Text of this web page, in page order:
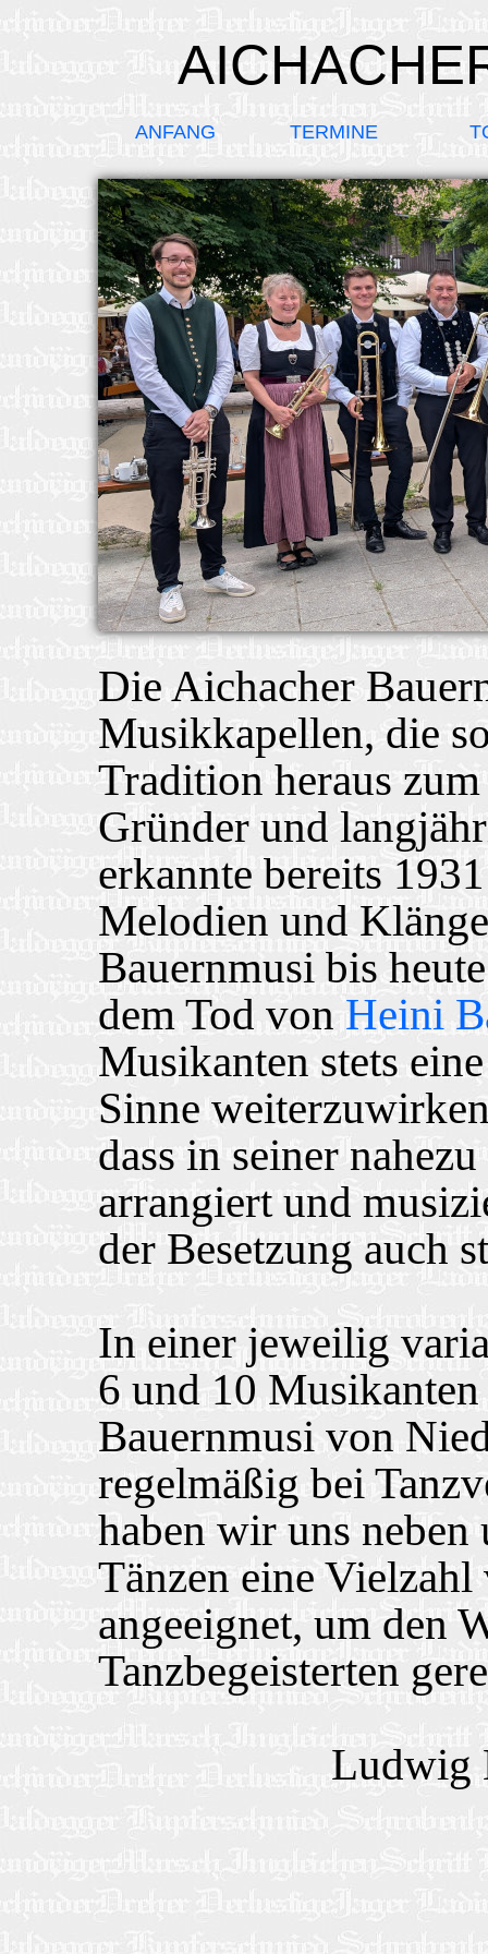
ANFANG TERMINE
Die Aichacher
Musikkapellen, die
Tradition heraus
Gründer und
erkannte bereits
Melodien und
Bauernmusi bis
dem Tod von Heini
Musikanten stets
Sinne
dass in seiner
arrangiert und
der Besetzung auch
In einer jeweilig
6 und 10
Bauernmusi von
regelmäßig bei
haben wir uns neben
Tänzen eine
angeeignet, um den
Tanzbegeisterten
Ludwig